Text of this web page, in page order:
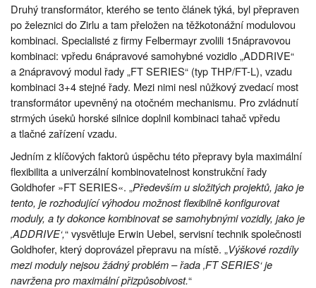
Druhý transformátor, kterého se tento článek týká, byl přepraven
po železnici do Zirlu a tam přeložen na těžkotonážní modulovou
kombinaci. Specialisté z firmy Felbermayr zvolili 15nápravovou
kombinaci: vpředu 6nápravové samohybné vozidlo „ADDRIVE“
a 2nápravový modul řady „FT SERIES“ (typ THP/FT-L), vzadu
kombinaci 3+4 stejné řady. Mezi nimi nesl nůžkový zvedací most
transformátor upevněný na otočném mechanismu. Pro zvládnutí
strmých úseků horské silnice doplnil kombinaci tahač vpředu
a tlačné zařízení vzadu.
Jedním z klíčových faktorů úspěchu této přepravy byla maximální
flexibilita a univerzální kombinovatelnost konstrukční řady
Goldhofer »FT SERIES«. „Především u složitých projektů, jako je
tento, je rozhodující výhodou možnost flexibilně konfigurovat
moduly, a ty dokonce kombinovat se samohybnými vozidly, jako je
‚ADDRIVE‘,“ vysvětluje Erwin Uebel, servisní technik společnosti
Goldhofer, který doprovázel přepravu na místě. „Výškové rozdíly
mezi moduly nejsou žádný problém – řada ‚FT SERIES‘ je
navržena pro maximální přizpůsobivost.“